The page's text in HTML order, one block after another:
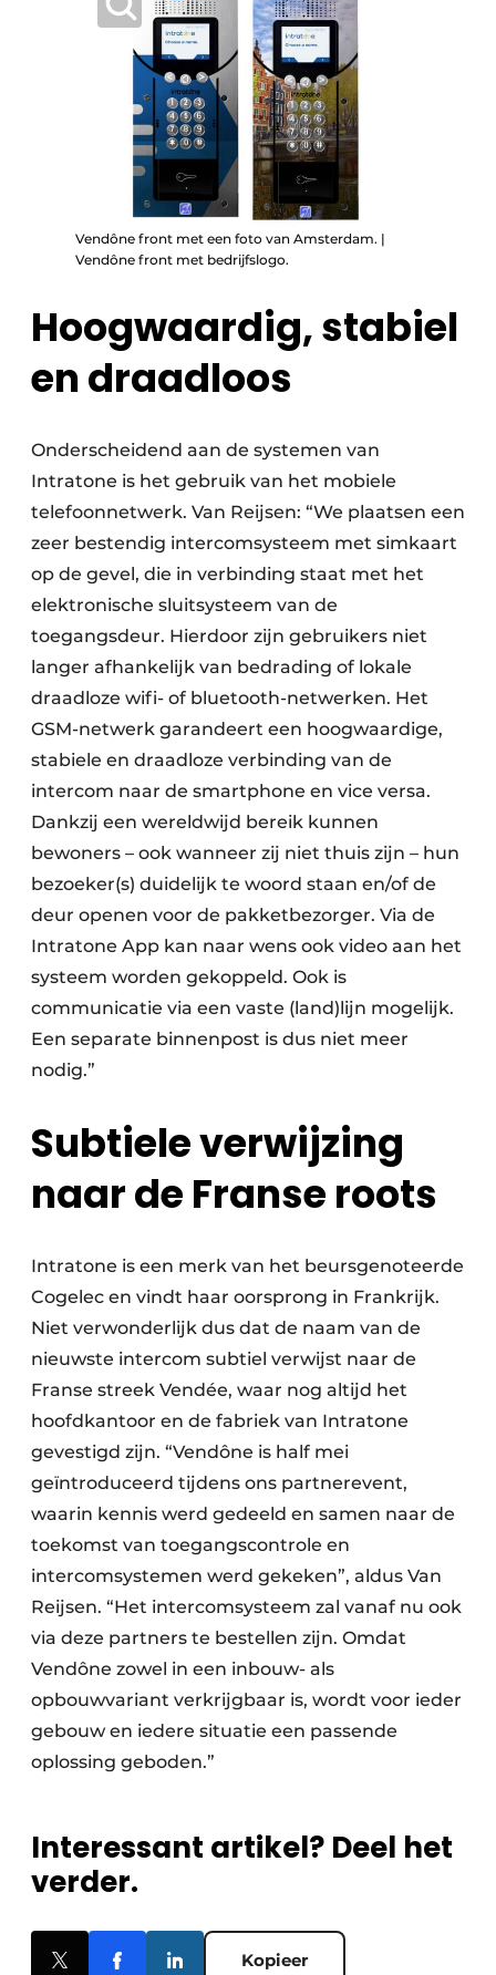
Vendône front met een foto van Amsterdam. |
Vendône front met bedrijfslogo.
Hoogwaardig, stabiel
en draadloos
Onderscheidend aan de systemen van
Intratone is het gebruik van het mobiele
telefoonnetwerk. Van Reijsen: “We plaatsen een
zeer bestendig intercomsysteem met simkaart
op de gevel, die in verbinding staat met het
elektronische sluitsysteem van de
toegangsdeur. Hierdoor zijn gebruikers niet
langer afhankelijk van bedrading of lokale
draadloze wifi- of bluetooth-netwerken. Het
GSM-netwerk garandeert een hoogwaardige,
stabiele en draadloze verbinding van de
intercom naar de smartphone en vice versa.
Dankzij een wereldwijd bereik kunnen
bewoners – ook wanneer zij niet thuis zijn – hun
bezoeker(s) duidelijk te woord staan en/of de
deur openen voor de pakketbezorger. Via de
Intratone App kan naar wens ook video aan het
systeem worden gekoppeld. Ook is
communicatie via een vaste (land)lijn mogelijk.
Een separate binnenpost is dus niet meer
nodig.”
Subtiele verwijzing
naar de Franse roots
Intratone is een merk van het beursgenoteerde
Cogelec en vindt haar oorsprong in Frankrijk.
Niet verwonderlijk dus dat de naam van de
nieuwste intercom subtiel verwijst naar de
Franse streek Vendée, waar nog altijd het
hoofdkantoor en de fabriek van Intratone
gevestigd zijn. “Vendône is half mei
geïntroduceerd tijdens ons partnerevent,
waarin kennis werd gedeeld en samen naar de
toekomst van toegangscontrole en
intercomsystemen werd gekeken”, aldus Van
Reijsen. “Het intercomsysteem zal vanaf nu ook
via deze partners te bestellen zijn. Omdat
Vendône zowel in een inbouw- als
opbouwvariant verkrijgbaar is, wordt voor ieder
gebouw en iedere situatie een passende
oplossing geboden.”
Interessant artikel? Deel het
verder.
Kopieer